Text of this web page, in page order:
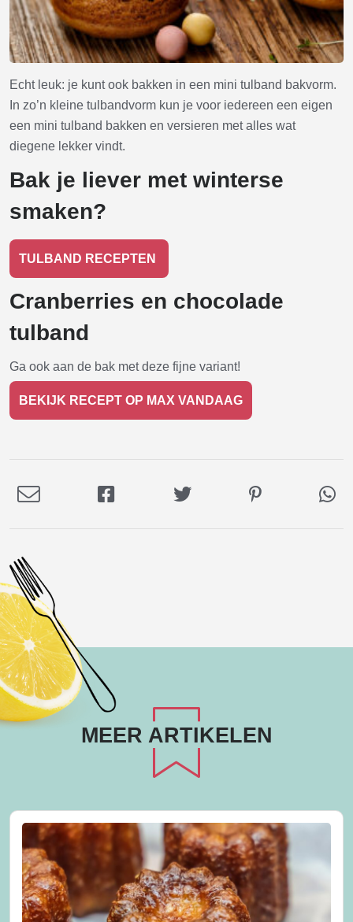
Echt leuk: je kunt ook bakken in een mini tulband bakvorm.
In zo’n kleine tulbandvorm kun je voor iedereen een eigen
een mini tulband bakken en versieren met alles wat
diegene lekker vindt.
Bak je liever met winterse
smaken?
TULBAND RECEPTEN
Cranberries en chocolade
tulband
Ga ook aan de bak met deze fijne variant!
BEKIJK RECEPT OP MAX VANDAAG
Deel
Deel
MEER ARTIKELEN